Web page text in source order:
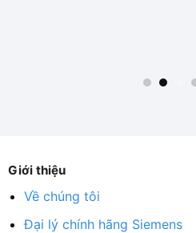
Giới thiệu
Về chúng tôi
Đại lý chính hãng Siemens